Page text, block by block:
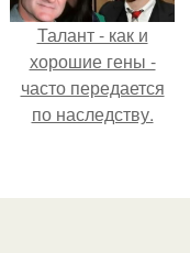
Талант - как и
хорошие гены -
часто передается
по наследству.